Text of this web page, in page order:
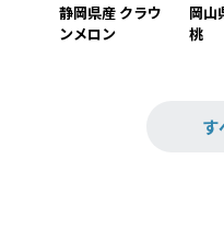
静岡県産 クラウ
ンメロン
岡山
桃
す